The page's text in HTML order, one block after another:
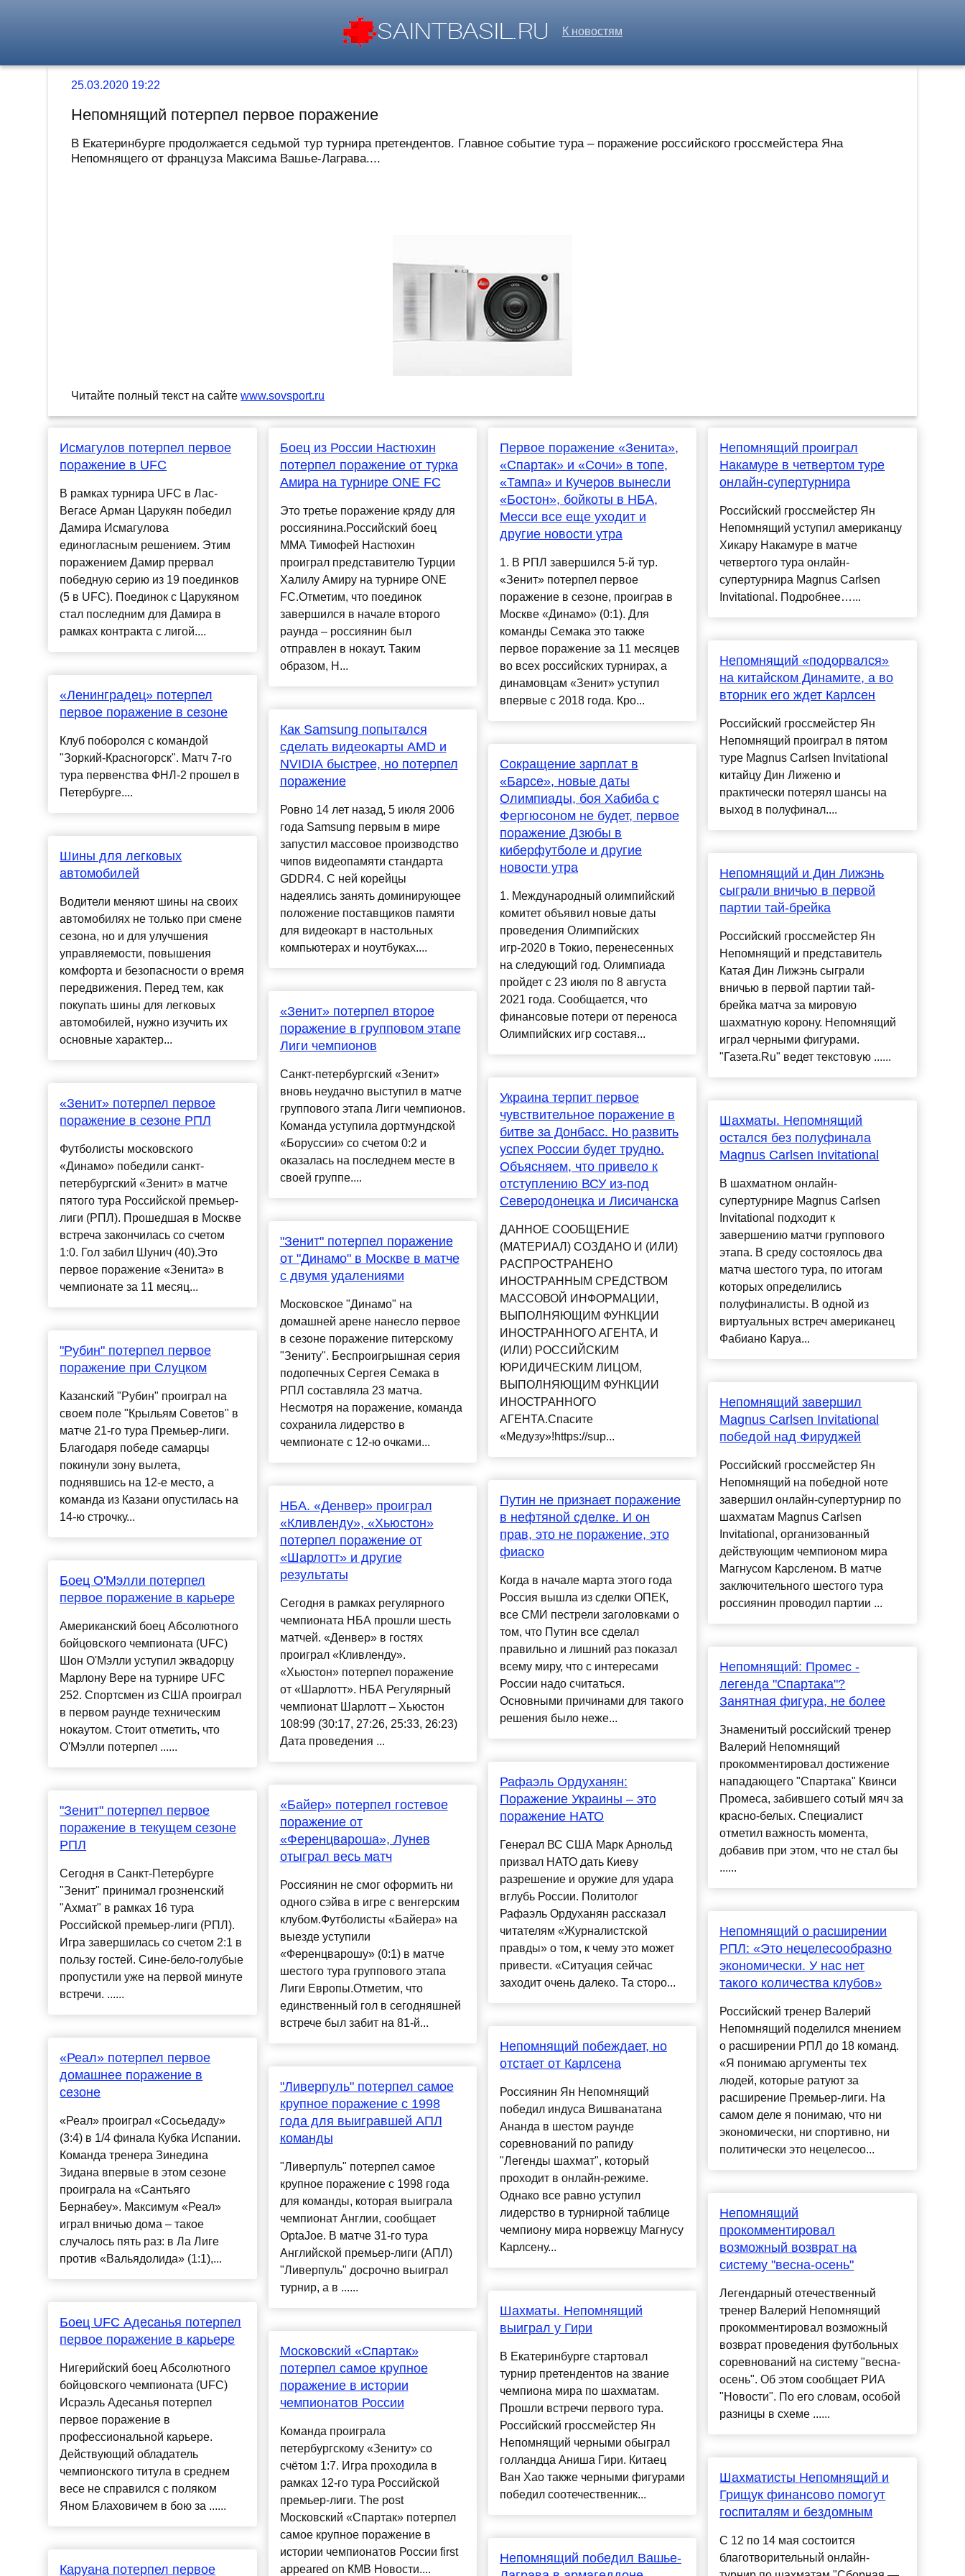
К новостям
25.03.2020 19:22
Непомнящий потерпел первое поражение
В Екатеринбурге продолжается седьмой тур турнира претендентов. Главное событие тура – поражение российского гроссмейстера Яна
Непомнящего от француза Максима Вашье-Лаграва....
Читайте полный текст на сайтеwww.sovsport.ru
Исмагулов потерпел первое
поражение в UFC
В рамках турнира UFC в Лас-
Вегасе Арман Царукян победил
Дамира Исмагулова
единогласным решением. Этим
поражением Дамир прервал
победную серию из 19 поединков
(5 в UFC). Поединок с Царукяном
стал последним для Дамира в
рамках контракта с лигой....
«Ленинградец» потерпел
первое поражение в сезоне
Клуб поборолся с командой
"Зоркий-Красногорск". Матч 7-го
тура первенства ФНЛ-2 прошел в
Петербурге....
Шины для легковых
автомобилей
Водители меняют шины на своих
автомобилях не только при смене
сезона, но и для улучшения
управляемости, повышения
комфорта и безопасности о время
передвижения. Перед тем, как
покупать шины для легковых
автомобилей, нужно изучить их
основные характер...
«Зенит» потерпел первое
поражение в сезоне РПЛ
Футболисты московского
«Динамо» победили санкт-
петербургский «Зенит» в матче
пятого тура Российской премьер-
лиги (РПЛ). Прошедшая в Москве
встреча закончилась со счетом
1:0. Гол забил Шунич (40).Это
первое поражение «Зенита» в
чемпионате за 11 месяц...
"Рубин" потерпел первое
поражение при Слуцком
Казанский "Рубин" проиграл на
своем поле "Крыльям Советов" в
матче 21-го тура Премьер-лиги.
Благодаря победе самарцы
покинули зону вылета,
поднявшись на 12-е место, а
команда из Казани опустилась на
14-ю строчку...
Боец О'Мэлли потерпел
первое поражение в карьере
Американский боец Абсолютного
бойцовского чемпионата (UFC)
Шон О'Мэлли уступил эквадорцу
Марлону Вере на турнире UFC
252. Спортсмен из США проиграл
в первом раунде техническим
нокаутом. Стоит отметить, что
О'Мэлли потерпел ......
"Зенит" потерпел первое
поражение в текущем сезоне
РПЛ
Сегодня в Санкт-Петербурге
"Зенит" принимал грозненский
"Ахмат" в рамках 16 тура
Российской премьер-лиги (РПЛ).
Игра завершилась со счетом 2:1 в
пользу гостей. Сине-бело-голубые
пропустили уже на первой минуте
встречи. ......
«Реал» потерпел первое
домашнее поражение в
сезоне
«Реал» проиграл «Сосьедаду»
(3:4) в 1/4 финала Кубка Испании.
Команда тренера Зинедина
Зидана впервые в этом сезоне
проиграла на «Сантьяго
Бернабеу». Максимум «Реал»
играл вничью дома – такое
случалось пять раз: в Ла Лиге
против «Вальядолида» (1:1),...
Боец UFC Адесанья потерпел
первое поражение в карьере
Нигерийский боец Абсолютного
бойцовского чемпионата (UFC)
Исраэль Адесанья потерпел
первое поражение в
профессиональной карьере.
Действующий обладатель
чемпионского титула в среднем
весе не справился с поляком
Яном Блаховичем в бою за ......
Каруана потерпел первое
Боец из России Настюхин
потерпел поражение от турка
Амира на турнире ONE FC
Это третье поражение кряду для
россиянина.Российский боец
ММА Тимофей Настюхин
проиграл представителю Турции
Халилу Амиру на турнире ONE
FC.Отметим, что поединок
завершился в начале второго
раунда – россиянин был
отправлен в нокаут. Таким
образом, Н...
Как Samsung попытался
сделать видеокарты AMD и
NVIDIA быстрее, но потерпел
поражение
Ровно 14 лет назад, 5 июля 2006
года Samsung первым в мире
запустил массовое производство
чипов видеопамяти стандарта
GDDR4. С ней корейцы
надеялись занять доминирующее
положение поставщиков памяти
для видеокарт в настольных
компьютерах и ноутбуках....
«Зенит» потерпел второе
поражение в групповом этапе
Лиги чемпионов
Санкт-петербургский «Зенит»
вновь неудачно выступил в матче
группового этапа Лиги чемпионов.
Команда уступила дортмундской
«Боруссии» со счетом 0:2 и
оказалась на последнем месте в
своей группе....
"Зенит" потерпел поражение
от "Динамо" в Москве в матче
с двумя удалениями
Московское "Динамо" на
домашней арене нанесло первое
в сезоне поражение питерскому
"Зениту". Беспроигрышная серия
подопечных Сергея Семака в
РПЛ составляла 23 матча.
Несмотря на поражение, команда
сохранила лидерство в
чемпионате с 12-ю очками...
НБА. «Денвер» проиграл
«Кливленду», «Хьюстон»
потерпел поражение от
«Шарлотт» и другие
результаты
Сегодня в рамках регулярного
чемпионата НБА прошли шесть
матчей. «Денвер» в гостях
проиграл «Кливленду».
«Хьюстон» потерпел поражение
от «Шарлотт». НБА Регулярный
чемпионат Шарлотт – Хьюстон
108:99 (30:17, 27:26, 25:33, 26:23)
Дата проведения ...
«Байер» потерпел гостевое
поражение от
«Ференцвароша», Лунев
отыграл весь матч
Россиянин не смог оформить ни
одного сэйва в игре с венгерским
клубом.Футболисты «Байера» на
выезде уступили
«Ференцварошу» (0:1) в матче
шестого тура группового этапа
Лиги Европы.Отметим, что
единственный гол в сегодняшней
встрече был забит на 81-й...
"Ливерпуль" потерпел самое
крупное поражение с 1998
года для выигравшей АПЛ
команды
"Ливерпуль" потерпел самое
крупное поражение с 1998 года
для команды, которая выиграла
чемпионат Англии, сообщает
OptaJoe. В матче 31-го тура
Английской премьер-лиги (АПЛ)
"Ливерпуль" досрочно выиграл
турнир, а в ......
Московский «Спартак»
потерпел самое крупное
поражение в истории
чемпионатов России
Команда проиграла
петербургскому «Зениту» со
счётом 1:7. Игра проходила в
рамках 12-го тура Российской
премьер-лиги. The post
Московский «Спартак» потерпел
самое крупное поражение в
истории чемпионатов России first
appeared on КМВ Новости....
Первое поражение «Зенита»,
«Спартак» и «Сочи» в топе,
«Тампа» и Кучеров вынесли
«Бостон», бойкоты в НБА,
Месси все еще уходит и
другие новости утра
1. В РПЛ завершился 5-й тур.
«Зенит» потерпел первое
поражение в сезоне, проиграв в
Москве «Динамо» (0:1). Для
команды Семака это также
первое поражение за 11 месяцев
во всех российских турнирах, а
динамовцам «Зенит» уступил
впервые с 2018 года. Кро...
Сокращение зарплат в
«Барсе», новые даты
Олимпиады, боя Хабиба с
Фергюсоном не будет, первое
поражение Дзюбы в
киберфутболе и другие
новости утра
1. Международный олимпийский
комитет объявил новые даты
проведения Олимпийских
игр-2020 в Токио, перенесенных
на следующий год. Олимпиада
пройдет с 23 июля по 8 августа
2021 года. Сообщается, что
финансовые потери от переноса
Олимпийских игр составя...
Украина терпит первое
чувствительное поражение в
битве за Донбасс. Но развить
успех России будет трудно.
Объясняем, что привело к
отступлению ВСУ из-под
Северодонецка и Лисичанска
ДАННОЕ СООБЩЕНИЕ
(МАТЕРИАЛ) СОЗДАНО И (ИЛИ)
РАСПРОСТРАНЕНО
ИНОСТРАННЫМ СРЕДСТВОМ
МАССОВОЙ ИНФОРМАЦИИ,
ВЫПОЛНЯЮЩИМ ФУНКЦИИ
ИНОСТРАННОГО АГЕНТА, И
(ИЛИ) РОССИЙСКИМ
ЮРИДИЧЕСКИМ ЛИЦОМ,
ВЫПОЛНЯЮЩИМ ФУНКЦИИ
ИНОСТРАННОГО
АГЕНТА.Спасите
«Медузу»!https://sup...
Путин не признает поражение
в нефтяной сделке. И он
прав, это не поражение, это
фиаско
Когда в начале марта этого года
Россия вышла из сделки ОПЕК,
все СМИ пестрели заголовками о
том, что Путин все сделал
правильно и лишний раз показал
всему миру, что с интересами
России надо считаться.
Основными причинами для такого
решения было неже...
Рафаэль Ордуханян:
Поражение Украины – это
поражение НАТО
Генерал ВС США Марк Арнольд
призвал НАТО дать Киеву
разрешение и оружие для удара
вглубь России. Политолог
Рафаэль Ордуханян рассказал
читателям «Журналистской
правды» о том, к чему это может
привести. «Ситуация сейчас
заходит очень далеко. Та сторо...
Непомнящий побеждает, но
отстает от Карлсена
Россиянин Ян Непомнящий
победил индуса Вишванатана
Ананда в шестом раунде
соревнований по рапиду
"Легенды шахмат", который
проходит в онлайн-режиме.
Однако все равно уступил
лидерство в турнирной таблице
чемпиону мира норвежцу Магнусу
Карлсену...
Шахматы. Непомнящий
выиграл у Гири
В Екатеринбурге стартовал
турнир претендентов на звание
чемпиона мира по шахматам.
Прошли встречи первого тура.
Российский гроссмейстер Ян
Непомнящий черными обыграл
голландца Аниша Гири. Китаец
Ван Хао также черными фигурами
победил соотечественник...
Непомнящий победил Вашье-
Непомнящий проиграл
Накамуре в четвертом туре
онлайн-супертурнира
Российский гроссмейстер Ян
Непомнящий уступил американцу
Хикару Накамуре в матче
четвертого тура онлайн-
супертурнира Magnus Carlsen
Invitational. Подробнее…...
Непомнящий «подорвался»
на китайском Динамите, а во
вторник его ждет Карлсен
Российский гроссмейстер Ян
Непомнящий проиграл в пятом
туре Magnus Carlsen Invitational
китайцу Дин Лиженю и
практически потерял шансы на
выход в полуфинал....
Непомнящий и Дин Лижэнь
сыграли вничью в первой
партии тай-брейка
Российский гроссмейстер Ян
Непомнящий и представитель
Катая Дин Лижэнь сыграли
вничью в первой партии тай-
брейка матча за мировую
шахматную корону. Непомнящий
играл черными фигурами.
"Газета.Ru" ведет текстовую ......
Шахматы. Непомнящий
остался без полуфинала
Magnus Carlsen Invitational
В шахматном онлайн-
супертурнире Magnus Carlsen
Invitational подходит к
завершению матчи группового
этапа. В среду состоялось два
матча шестого тура, по итогам
которых определились
полуфиналисты. В одной из
виртуальных встреч американец
Фабиано Каруа...
Непомнящий завершил
Magnus Carlsen Invitational
победой над Фируджей
Российский гроссмейстер Ян
Непомнящий на победной ноте
завершил онлайн-супертурнир по
шахматам Magnus Carlsen
Invitational, организованный
действующим чемпионом мира
Магнусом Карсленом. В матче
заключительного шестого тура
россиянин проводил партии ...
Непомнящий: Промес -
легенда "Спартака"?
Занятная фигура, не более
Знаменитый российский тренер
Валерий Непомнящий
прокомментировал достижение
нападающего "Спартака" Квинси
Промеса, забившего сотый мяч за
красно-белых. Специалист
отметил важность момента,
добавив при этом, что не стал бы
......
Непомнящий о расширении
РПЛ: «Это нецелесообразно
экономически. У нас нет
такого количества клубов»
Российский тренер Валерий
Непомнящий поделился мнением
о расширении РПЛ до 18 команд.
«Я понимаю аргументы тех
людей, которые ратуют за
расширение Премьер-лиги. На
самом деле я понимаю, что ни
экономически, ни спортивно, ни
политически это нецелесоо...
Непомнящий
прокомментировал
возможный возврат на
систему "весна-осень"
Легендарный отечественный
тренер Валерий Непомнящий
прокомментировал возможный
возврат проведения футбольных
соревнований на систему "весна-
осень". Об этом сообщает РИА
"Новости". По его словам, особой
разницы в схеме ......
Шахматисты Непомнящий и
Грищук финансово помогут
госпиталям и бездомным
С 12 по 14 мая состоится
благотворительный онлайн-